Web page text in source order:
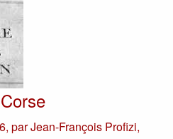
, parJean-François Profizi,